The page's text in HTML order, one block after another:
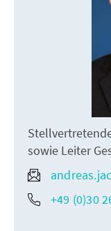
sowie Leiter
+49 (0)30